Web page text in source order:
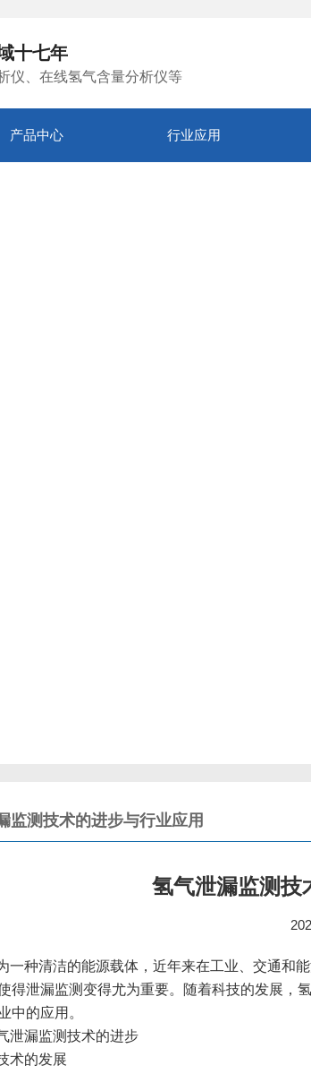
十七年
仪、在线氢气含量分析仪等
产品中心 行业应用
监测技术的进步与行业应用
氢气泄漏监测技
一种清洁的能源载体，近年来在工业、交通和
得泄漏监测变得尤为重要。随着科技的发展，
中的应用。
泄漏监测技术的进步
术的发展